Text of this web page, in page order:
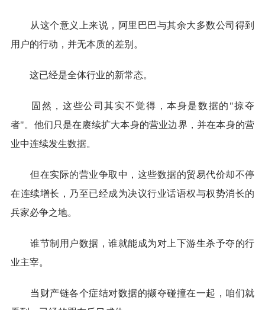
从这个意义上来说，阿里巴巴与其余大多数公司得到
用户的行动，并无本质的差别。
这已经是全体行业的新常态。
固然，这些公司其实不觉得，本身是数据的"掠夺
者"。他们只是在赓续扩大本身的营业边界，并在本身的营
业中连续发生数据。
但在实际的营业争取中，这些数据的贸易代价却不停
在连续增长，乃至已经成为决议行业话语权与权势消长的
兵家必争之地。
谁节制用户数据，谁就能成为对上下游生杀予夺的行
业主宰。
当财产链各个症结对数据的撷夺碰撞在一起，咱们就